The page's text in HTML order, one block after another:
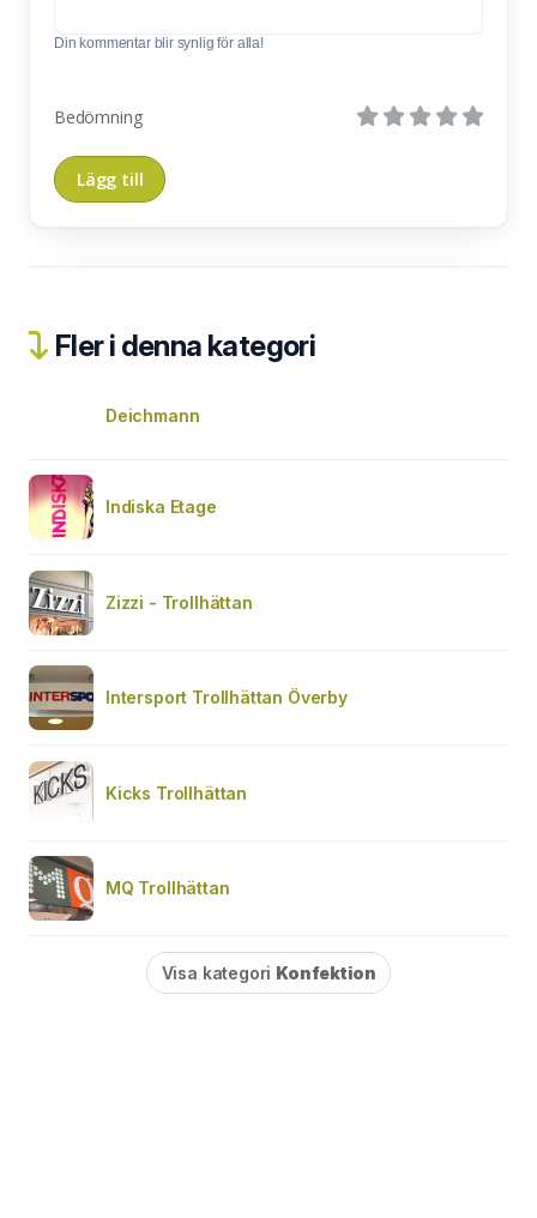
Din kommentar blir synlig för alla!
Bedömning
Fler i denna kategori
Deichmann
Indiska Etage
Zizzi - Trollhättan
Intersport Trollhättan Överby
Kicks Trollhättan
MQ Trollhättan
Visa kategori Konfektion